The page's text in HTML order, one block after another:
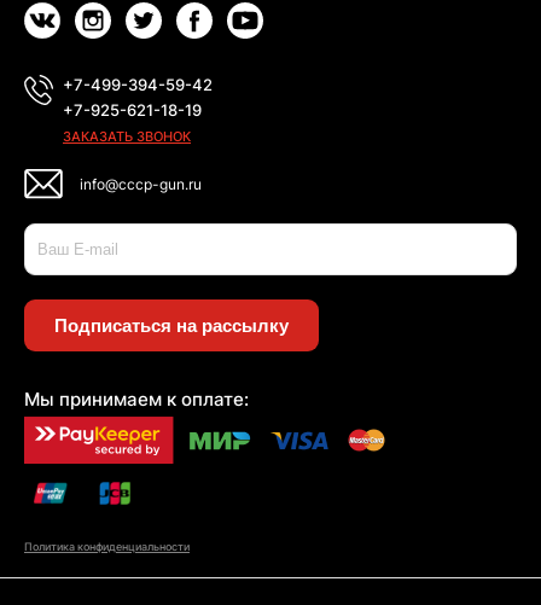
+7-499-394-59-42
+7-925-621-18-19
ЗАКАЗАТЬ ЗВОНОК
info@cccp-gun.ru
Подписаться на рассылку
Мы принимаем к оплате:
Политика конфиденциальности